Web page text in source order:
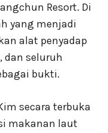
Resort. Di
yang menjadi
alat penyadap
dan seluruh
bukti.
secara terbuka
makanan laut